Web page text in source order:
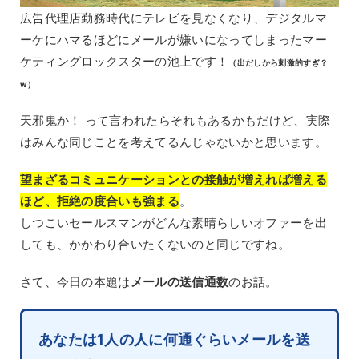
広告代理店勤務時代にテレビを見なくなり、デジタルマ
ーケにハマるほどにメールが嫌いになってしまったマー
ケティングロックスターの池上です！
（出だしから刺激的すぎ？
w）
天邪鬼か！ って言われたらそれもあるかもだけど、実際
はみんな同じことを考えてるんじゃないかと思います。
望まざるコミュニケーションとの接触が増えれば増える
ほど、拒絶の度合いも強まる。
しつこいセールスマンがどんな素晴らしいオファーを出
しても、かかわり合いたくないのと同じですね。
さて、今日の本題はメールの送信通数のお話。
あなたは1人の人に何通ぐらいメールを送